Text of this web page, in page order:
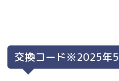
交換コード※2025年